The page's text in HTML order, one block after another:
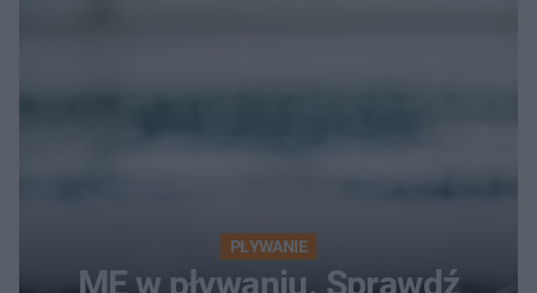
PŁYWANIE
ME w pływaniu. Sprawdź